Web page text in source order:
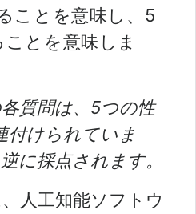
ことを意味し、5
とを意味しま
質問は、5つの性
付けられていま
に採点されます。
人工知能ソフトウ